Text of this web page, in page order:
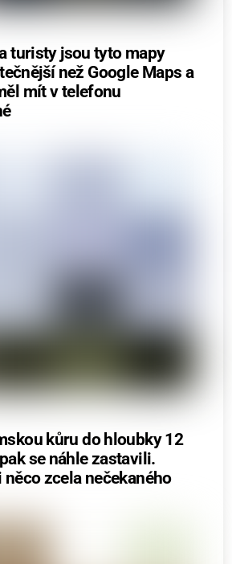
turisty jsou tyto mapy
než Google Maps a
mít v telefonu
kůru do hloubky 12
se náhle zastavili.
zcela nečekaného